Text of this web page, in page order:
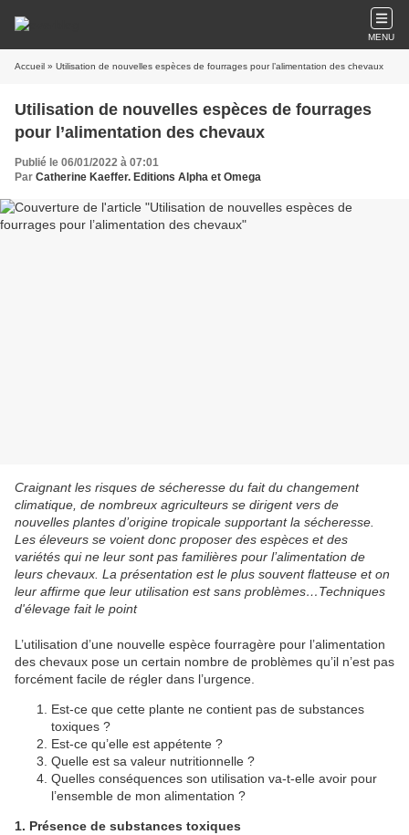
MENU
Accueil » Utilisation de nouvelles espèces de fourrages pour l’alimentation des chevaux
Utilisation de nouvelles espèces de fourrages
pour l’alimentation des chevaux
Publié le 06/01/2022 à 07:01
Par Catherine Kaeffer. Editions Alpha et Omega
Craignant les risques de sécheresse du fait du changement
climatique, de nombreux agriculteurs se dirigent vers de
nouvelles plantes d’origine tropicale supportant la sécheresse.
Les éleveurs se voient donc proposer des espèces et des
variétés qui ne leur sont pas familières pour l’alimentation de
leurs chevaux. La présentation est le plus souvent flatteuse et on
leur affirme que leur utilisation est sans problèmes…Techniques
d'élevage fait le point
L’utilisation d’une nouvelle espèce fourragère pour l’alimentation
des chevaux pose un certain nombre de problèmes qu’il n’est pas
forcément facile de régler dans l’urgence.
Est-ce que cette plante ne contient pas de substances
toxiques ?
Est-ce qu’elle est appétente ?
Quelle est sa valeur nutritionnelle ?
Quelles conséquences son utilisation va-t-elle avoir pour
l’ensemble de mon alimentation ?
1. Présence de substances toxiques